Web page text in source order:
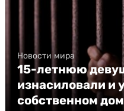
Новости мира
15-летнюю
изнасиловали и
собственном